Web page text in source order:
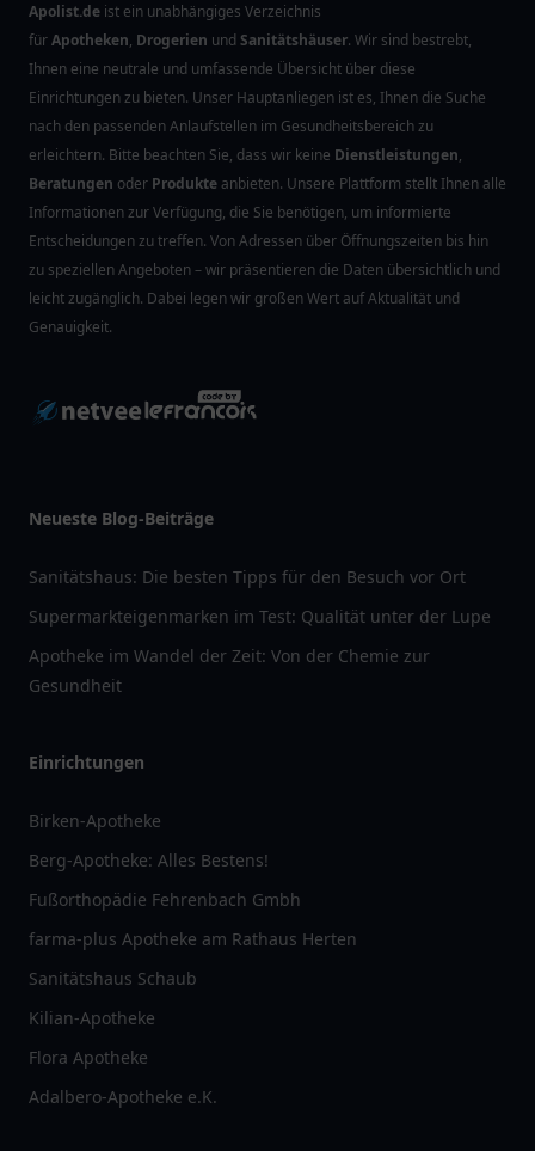
Apolist.de ist ein unabhängiges Verzeichnis
fürApotheken, Drogerien und Sanitätshäuser. Wir sind bestrebt,
Ihnen eine neutrale und umfassende Übersicht über diese
Einrichtungen zu bieten. Unser Hauptanliegen ist es, Ihnen die Suche
nach den passenden Anlaufstellen im Gesundheitsbereich zu
erleichtern. Bitte beachten Sie, dass wir keine Dienstleistungen,
Beratungen oder Produkte anbieten. Unsere Plattform stellt Ihnen alle
Informationen zur Verfügung, die Sie benötigen, um informierte
Entscheidungen zu treffen. Von Adressen über Öffnungszeiten bis hin
zu speziellen Angeboten – wir präsentieren die Daten übersichtlich und
leicht zugänglich. Dabei legen wir großen Wert auf Aktualität und
Genauigkeit.
Neueste Blog-Beiträge
Sanitätshaus: Die besten Tipps für den Besuch vor Ort
Supermarkteigenmarken im Test: Qualität unter der Lupe
Apotheke im Wandel der Zeit: Von der Chemie zur
Gesundheit
Einrichtungen
Birken-Apotheke
Berg-Apotheke: Alles Bestens!
Fußorthopädie Fehrenbach Gmbh
farma-plus Apotheke am Rathaus Herten
Sanitätshaus Schaub
Kilian-Apotheke
Flora Apotheke
Adalbero-Apotheke e.K.